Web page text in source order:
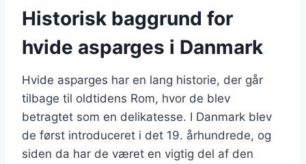
Historisk baggrund for
hvide asparges i Danmark
Hvide asparges har en lang historie, der går
tilbage til oldtidens Rom, hvor de blev
betragtet som en delikatesse. I Danmark blev
de først introduceret i det 19. århundrede, og
siden da har de været en vigtig del af den